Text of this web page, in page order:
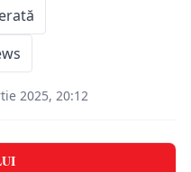
2025, 20:12